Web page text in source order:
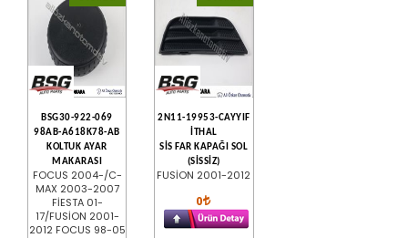
BSG30-922-069
98AB-A618K78-AB
KOLTUK AYAR
MAKARASI
FOCUS 2004-/C-
MAX 2003-2007
FİESTA 01-
17/FUSİON 2001-
2012 FOCUS 98-05
2N11-19953-CAYYIF
İTHAL
SİS FAR KAPAĞI SOL
(SİSSİZ)
FUSİON 2001-2012
0